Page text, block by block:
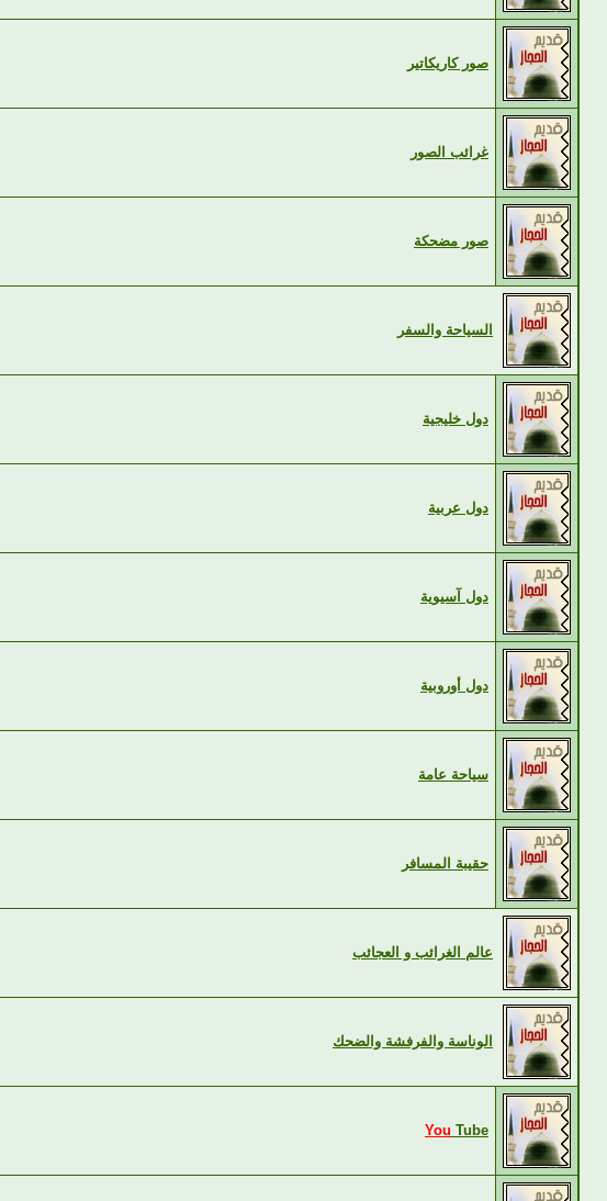
صور كاريكاتير
غرائب الصور
صور مضحكة
السياحة والسفر
دول خليجية
دول عربية
دول آسيوية
دول أوروبية
سياحة عامة
حقيبة المسافر
عالم الغرائب و العجائب
الوناسة والفرفشة والضحك
You Tube